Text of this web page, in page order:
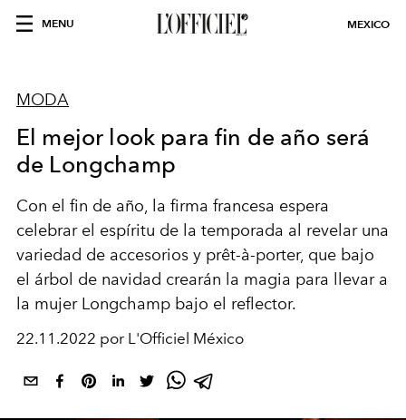
MENU MEXICO
MODA
El mejor look para fin de año será
de Longchamp
Con el fin de año, la firma francesa espera
celebrar el espíritu de la temporada al revelar una
variedad de accesorios y prêt-à-porter, que bajo
el árbol de navidad crearán la magia para llevar a
la mujer Longchamp bajo el reflector.
22.11.2022 por L'Officiel México